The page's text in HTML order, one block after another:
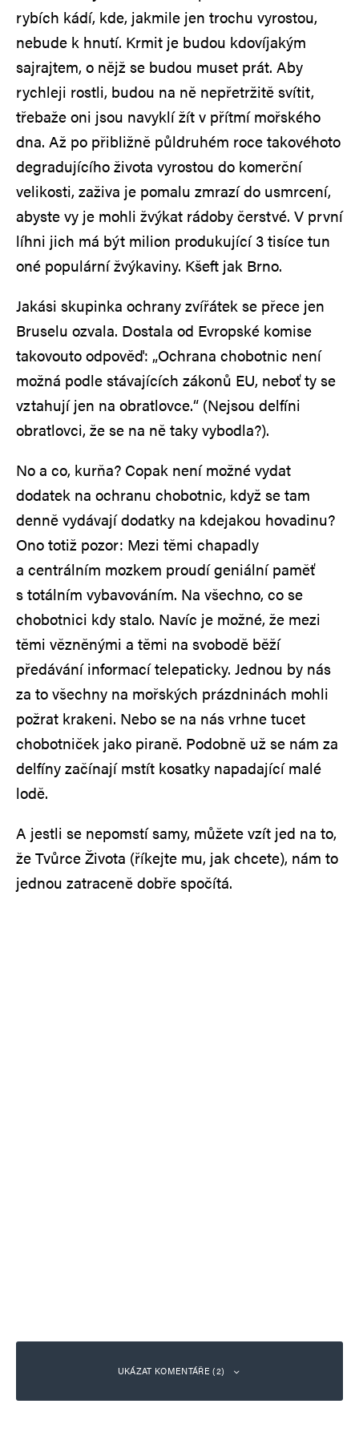
rybích kádí, kde, jakmile jen trochu vyrostou,
nebude k hnutí. Krmit je budou kdovíjakým
sajrajtem, o nějž se budou muset prát. Aby
rychleji rostli, budou na ně nepřetržitě svítit,
třebaže oni jsou navyklí žít v přítmí mořského
dna. Až po přibližně půldruhém roce takovéhoto
degradujícího života vyrostou do komerční
velikosti, zaživa je pomalu zmrazí do usmrcení,
abyste vy je mohli žvýkat rádoby čerstvé. V první
líhni jich má být milion produkující 3 tisíce tun
oné populární žvýkaviny. Kšeft jak Brno.
Jakási skupinka ochrany zvířátek se přece jen
Bruselu ozvala. Dostala od Evropské komise
takovouto odpověď: „Ochrana chobotnic není
možná podle stávajících zákonů EU, neboť ty se
vztahují jen na obratlovce.“ (Nejsou delfíni
obratlovci, že se na ně taky vybodla?).
No a co, kurňa? Copak není možné vydat
dodatek na ochranu chobotnic, když se tam
denně vydávají dodatky na kdejakou hovadinu?
Ono totiž pozor: Mezi těmi chapadly
a centrálním mozkem proudí geniální paměť
s totálním vybavováním. Na všechno, co se
chobotnici kdy stalo. Navíc je možné, že mezi
těmi vězněnými a těmi na svobodě běží
předávání informací telepaticky. Jednou by nás
za to všechny na mořských prázdninách mohli
požrat krakeni. Nebo se na nás vrhne tucet
chobotniček jako piraně. Podobně už se nám za
delfíny začínají mstít kosatky napadající malé
lodě.
A jestli se nepomstí samy, můžete vzít jed na to,
že Tvůrce Života (říkejte mu, jak chcete), nám to
jednou zatraceně dobře spočítá.
UKÁZAT KOMENTÁŘE (2)